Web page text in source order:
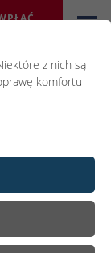
z nich są
komfortu